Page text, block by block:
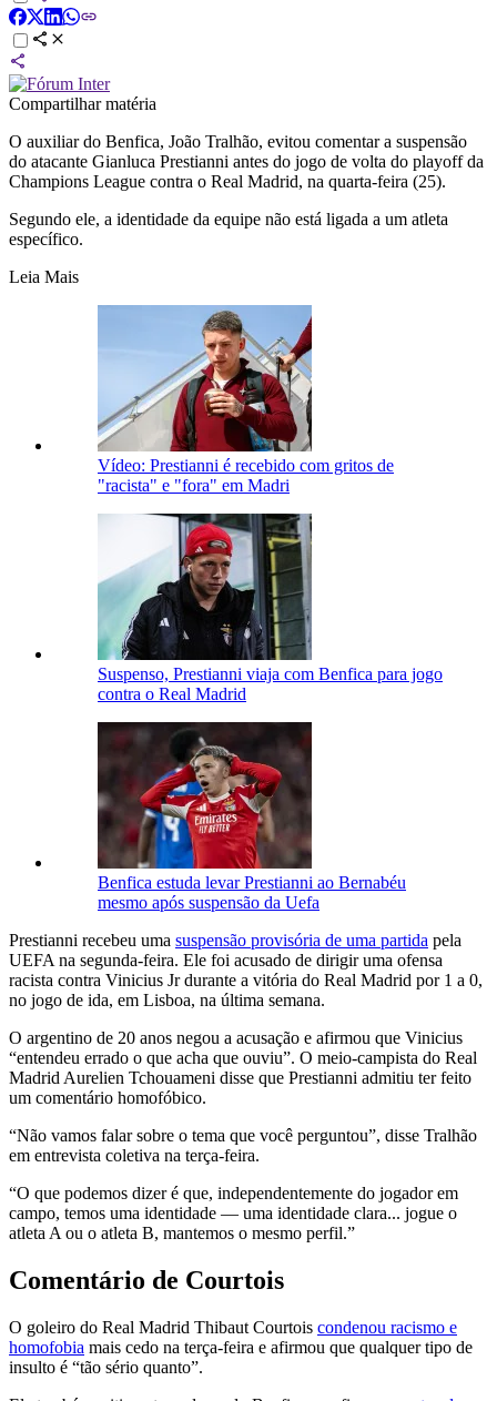
Compartilhar matéria
O auxiliar do Benfica, João Tralhão, evitou comentar a suspensão
do atacante Gianluca Prestianni antes do jogo de volta do playoff da
Champions League contra o Real Madrid, na quarta-feira (25).
Segundo ele, a identidade da equipe não está ligada a um atleta
específico.
Leia Mais
Vídeo: Prestianni é recebido com gritos de
"racista" e "fora" em Madri
Suspenso, Prestianni viaja com Benfica para jogo
contra o Real Madrid
Benfica estuda levar Prestianni ao Bernabéu
mesmo após suspensão da Uefa
Prestianni recebeu uma suspensão provisória de uma partida pela
UEFA na segunda-feira. Ele foi acusado de dirigir uma ofensa
racista contra Vinicius Jr durante a vitória do Real Madrid por 1 a 0,
no jogo de ida, em Lisboa, na última semana.
O argentino de 20 anos negou a acusação e afirmou que Vinicius
“entendeu errado o que acha que ouviu”. O meio-campista do Real
Madrid Aurelien Tchouameni disse que Prestianni admitiu ter feito
um comentário homofóbico.
“Não vamos falar sobre o tema que você perguntou”, disse Tralhão
em entrevista coletiva na terça-feira.
“O que podemos dizer é que, independentemente do jogador em
campo, temos uma identidade — uma identidade clara... jogue o
atleta A ou o atleta B, mantemos o mesmo perfil.”
Comentário de Courtois
O goleiro do Real Madrid Thibaut Courtois condenou racismo e
homofobia mais cedo na terça-feira e afirmou que qualquer tipo de
insulto é “tão sério quanto”.